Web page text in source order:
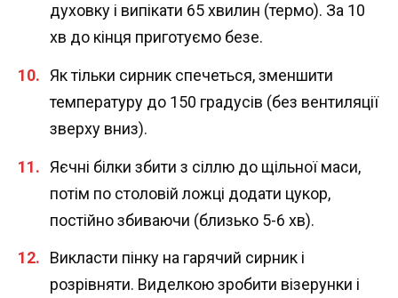
духовку і випікати 65 хвилин (термо). За 10
хв до кінця приготуємо безе.
Як тільки сирник спечеться, зменшити
температуру до 150 градусів (без вентиляції
зверху вниз).
Яєчні білки збити з сіллю до щільної маси,
потім по столовій ложці додати цукор,
постійно збиваючи (близько 5-6 хв).
Викласти пінку на гарячий сирник і
розрівняти. Виделкою зробити візерунки і